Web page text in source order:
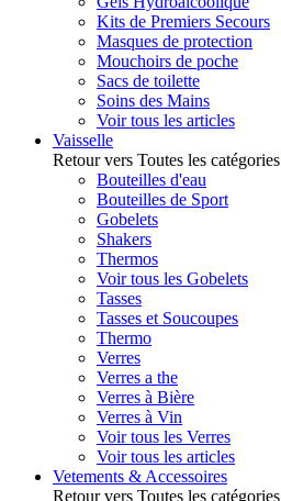
Kits de Premiers Secours
Masques de protection
Mouchoirs de poche
Sacs de toilette
Soins des Mains
Voir tous les articles
Vaisselle
Retour vers Toutes les catégories
Bouteilles d'eau
Bouteilles de Sport
Gobelets
Shakers
Thermos
Voir tous les Gobelets
Tasses
Tasses et Soucoupes
Thermo
Verres
Verres a the
Verres à Bière
Verres à Vin
Voir tous les Verres
Voir tous les articles
Vetements & Accessoires
Retour vers Toutes les catégories